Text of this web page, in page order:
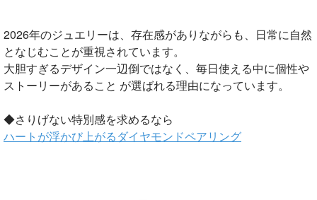
2026年のジュエリーは、存在感がありながらも、日常に自然
となじむことが重視されています。
大胆すぎるデザイン一辺倒ではなく、毎日使える中に個性や
ストーリーがあること が選ばれる理由になっています。
◆さりげない特別感を求めるなら
ハートが浮かび上がるダイヤモンドペアリング